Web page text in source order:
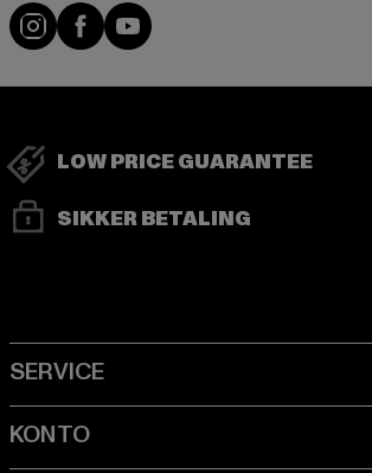
Visit our Instagram page:
Visit our Facebook page:
Visit our YouTube channel:
LOW PRICE GUARANTEE
SIKKER BETALING